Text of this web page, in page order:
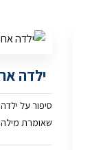
ילדה
סיפור על
שאומרת מילה